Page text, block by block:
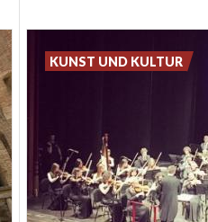
KUNST UND KULTUR